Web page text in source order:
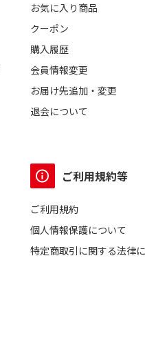
お気に入り商品
クーポン
購入履歴
会員情報変更
お届け先追加・変更
退会について
ご利用規約等
ご利用規約
個人情報保護について
特定商取引に関する法律